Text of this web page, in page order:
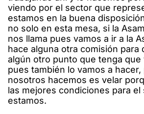
viendo por el sector que
estamos en la buena
no solo en esta mesa, si la
nos llama pues vamos a ir a la
hace alguna otra comisión para
algún otro punto que tenga que
pues también lo vamos a
nosotros hacemos es velar
las mejores condiciones para el
estamos.